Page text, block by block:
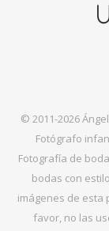
© 2011-2026
Fotógrafo
Fotografía de
bodas con
imágenes de esta
favor, no las